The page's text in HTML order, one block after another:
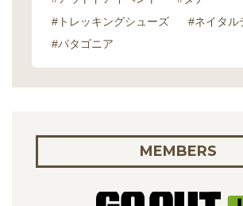
#トレッキングシューズ
#ネイタル
#パタゴニア
MEMBERS